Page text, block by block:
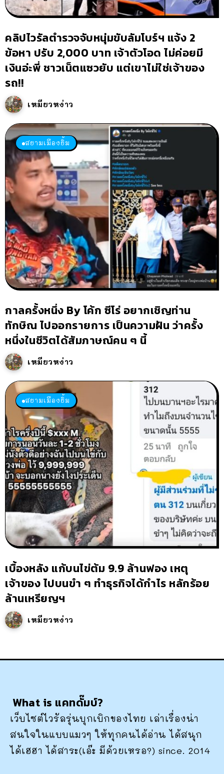
คลิปไวรัลตำรวจจับหนุ่มขับลัมโบร์ฯ แจ้ง 2
ข้อหา ปรับ 2,000 บาท เจ้าตัวโอด ไม่ค่อยมี
เงินอ่ะพี่ ชาวเน็ตแซวยับ แต่เขาไม่ใช่เจ้าของ
รถ!!
เหมียวหง่าว
สยามเมืองยิ้ม
กาลครั้งหนึ่ง By โค้ก ซีโร่ อยากเชิญท่าน
ทักษิณ ไปออกรายการ เป็นความฝัน ว่าครั้ง
หนึ่งในชีวิตได้สัมภาษณ์คน ๆ นี้
เหมียวหง่าว
สยามเมืองยิ้ม
เบื้องหลัง แก้บนไข่ต้ม 9.9 ล้านฟอง เหตุ
เจ้าของ ไปบนขำ ๆ ทำธุรกิจได้กำไร หลักร้อย
ล้านเหรียญฯ
เหมียวหง่าว
What is แคทดั๊มบ์?
เว็บไซต์ไวรัลรุ่นบุกเบิกของไทย เล่าเรื่องน่า
สนใจในแบบแมวๆ ให้ทุกคนได้อ่าน ได้สนุก
ได้เฮฮา ได้สาระ(เอ๊ะ มีด้วยเหรอ?) since. 2014